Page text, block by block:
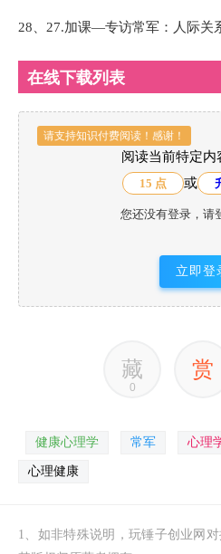
28、27.加课—专访常军：人际关
在线下载列表
请支持知识付费阅读！感谢！
阅读当前特定内
15 点 或
您还没有登录，请
立即登
藏
0
赏
健康心理学 常军 心理
心理健康
1、如非特殊说明，玩锤子创业网